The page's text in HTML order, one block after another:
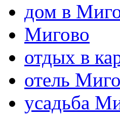
дом в
Мигово
отдых в
отель
усадьба